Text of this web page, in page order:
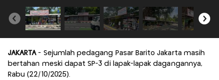
JAKARTA - Sejumlah pedagang Pasar Barito Jakarta masih
bertahan meski dapat SP-3 di lapak-lapak dagangannya,
Rabu (22/10/2025).